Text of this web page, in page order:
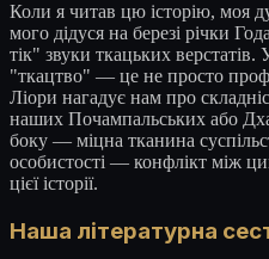
Коли я читав цю історію, моя
мого дідуся на березі річки
тік" звуки ткацьких верстатів.
"ткацтво" — це не просто
Ліори нагадує нам про
наших Почампальських або
боку — міцна тканина
особистості — конфлікт між
цієї історії.
Наша літературна